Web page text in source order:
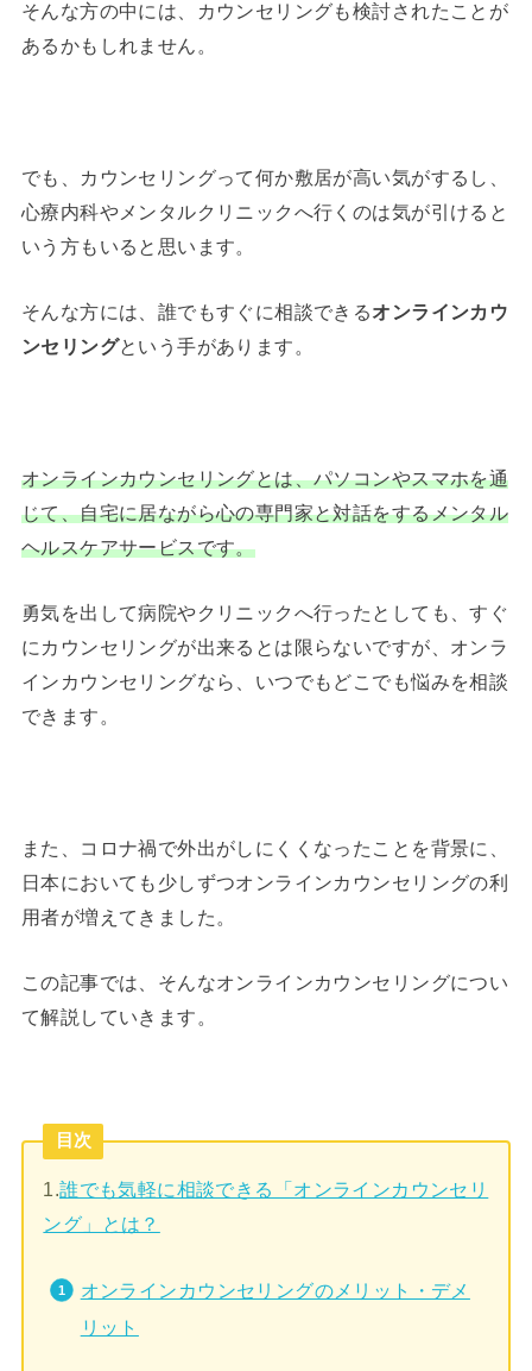
そんな方の中には、カウンセリングも検討されたことが
あるかもしれません。
でも、カウンセリングって何か敷居が高い気がするし、
心療内科やメンタルクリニックへ行くのは気が引けると
いう方もいると思います。
そんな方には、誰でもすぐに相談できるオンラインカウ
ンセリングという手があります。
オンラインカウンセリングとは、パソコンやスマホを通
じて、自宅に居ながら心の専門家と対話をするメンタル
ヘルスケアサービスです。
勇気を出して病院やクリニックへ行ったとしても、すぐ
にカウンセリングが出来るとは限らないですが、オンラ
インカウンセリングなら、いつでもどこでも悩みを相談
できます。
また、コロナ禍で外出がしにくくなったことを背景に、
日本においても少しずつオンラインカウンセリングの利
用者が増えてきました。
この記事では、そんなオンラインカウンセリングについ
て解説していきます。
目次
1.誰でも気軽に相談できる「オンラインカウンセリ
ング」とは？
オンラインカウンセリングのメリット・デメ
リット